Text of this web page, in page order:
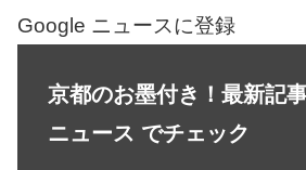
Google ニュースに登録
京都のお墨付き！最新記
ニュース でチェック